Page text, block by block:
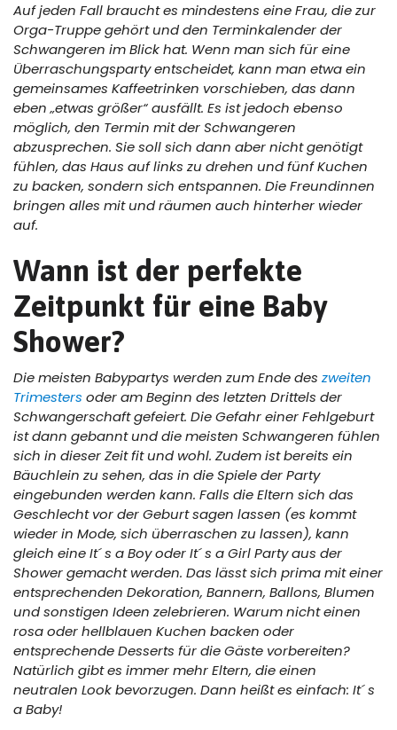
Auf jeden Fall braucht es mindestens eine Frau, die zur
Orga-Truppe gehört und den Terminkalender der
Schwangeren im Blick hat. Wenn man sich für eine
Überraschungsparty entscheidet, kann man etwa ein
gemeinsames Kaffeetrinken vorschieben, das dann
eben „etwas größer“ ausfällt. Es ist jedoch ebenso
möglich, den Termin mit der Schwangeren
abzusprechen. Sie soll sich dann aber nicht genötigt
fühlen, das Haus auf links zu drehen und fünf Kuchen
zu backen, sondern sich entspannen. Die Freundinnen
bringen alles mit und räumen auch hinterher wieder
auf.
Wann ist der perfekte
Zeitpunkt für eine Baby
Shower?
Die meisten Babypartys werden zum Ende des zweiten
Trimesters oder am Beginn des letzten Drittels der
Schwangerschaft gefeiert. Die Gefahr einer Fehlgeburt
ist dann gebannt und die meisten Schwangeren fühlen
sich in dieser Zeit fit und wohl. Zudem ist bereits ein
Bäuchlein zu sehen, das in die Spiele der Party
eingebunden werden kann. Falls die Eltern sich das
Geschlecht vor der Geburt sagen lassen (es kommt
wieder in Mode, sich überraschen zu lassen), kann
gleich eine It´ s a Boy oder It´ s a Girl Party aus der
Shower gemacht werden. Das lässt sich prima mit einer
entsprechenden Dekoration, Bannern, Ballons, Blumen
und sonstigen Ideen zelebrieren. Warum nicht einen
rosa oder hellblauen Kuchen backen oder
entsprechende Desserts für die Gäste vorbereiten?
Natürlich gibt es immer mehr Eltern, die einen
neutralen Look bevorzugen. Dann heißt es einfach: It´ s
a Baby!